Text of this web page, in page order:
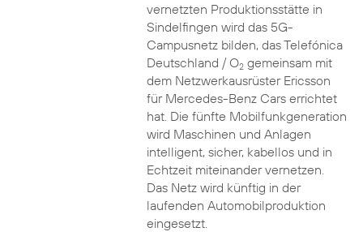
vernetzten Produktionsstätte in
Sindelfingen wird das 5G-
Campusnetz bilden, das Telefónica
Deutschland / O2gemeinsam mit
dem Netzwerkausrüster Ericsson
für Mercedes-Benz Cars errichtet
hat. Die fünfte Mobilfunkgeneration
wird Maschinen und Anlagen
intelligent, sicher, kabellos und in
Echtzeit miteinander vernetzen.
Das Netz wird künftig in der
laufenden Automobilproduktion
eingesetzt.